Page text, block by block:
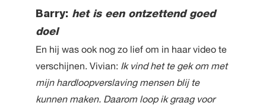
Barry: het is een ontzettend goed
doel
En hij was ook nog zo lief om in haar video te
verschijnen. Vivian: Ik vind het te gek om met
mijn hardloopverslaving mensen blij te
kunnen maken. Daarom loop ik graag voor